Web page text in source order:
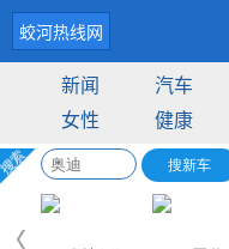
蛟河热线网
新闻 汽车
女性
健康